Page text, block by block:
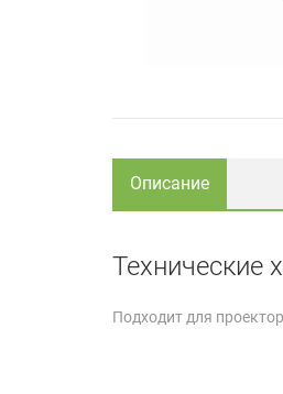
Описание
Технические
Подходит для